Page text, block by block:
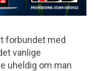
forbundet med
vanlige
uheldig om man